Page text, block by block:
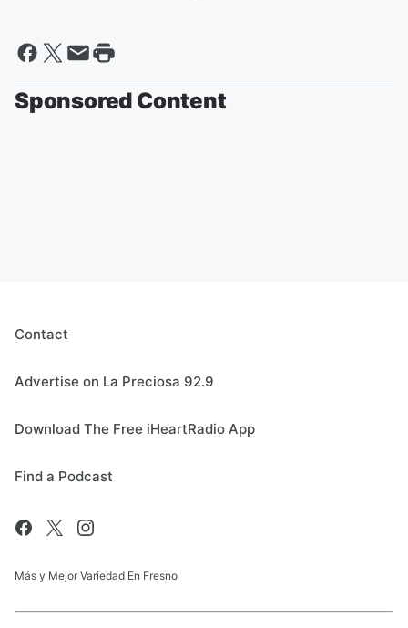
Sponsored Content
Contact
Advertise on La Preciosa 92.9
Download The Free iHeartRadio App
Find a Podcast
Más y Mejor Variedad En Fresno